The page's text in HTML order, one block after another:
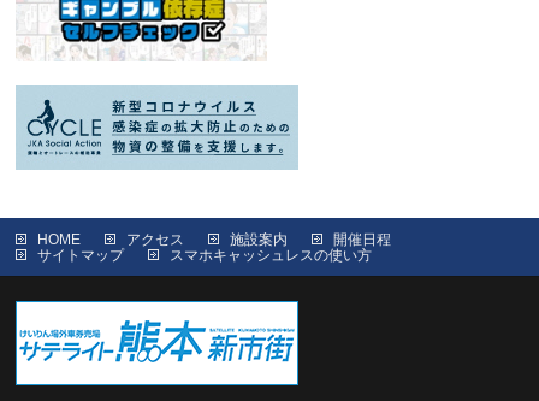
HOME アクセス 施設案内
開催日程
サイトマップ
スマホキャッシュレスの使い方